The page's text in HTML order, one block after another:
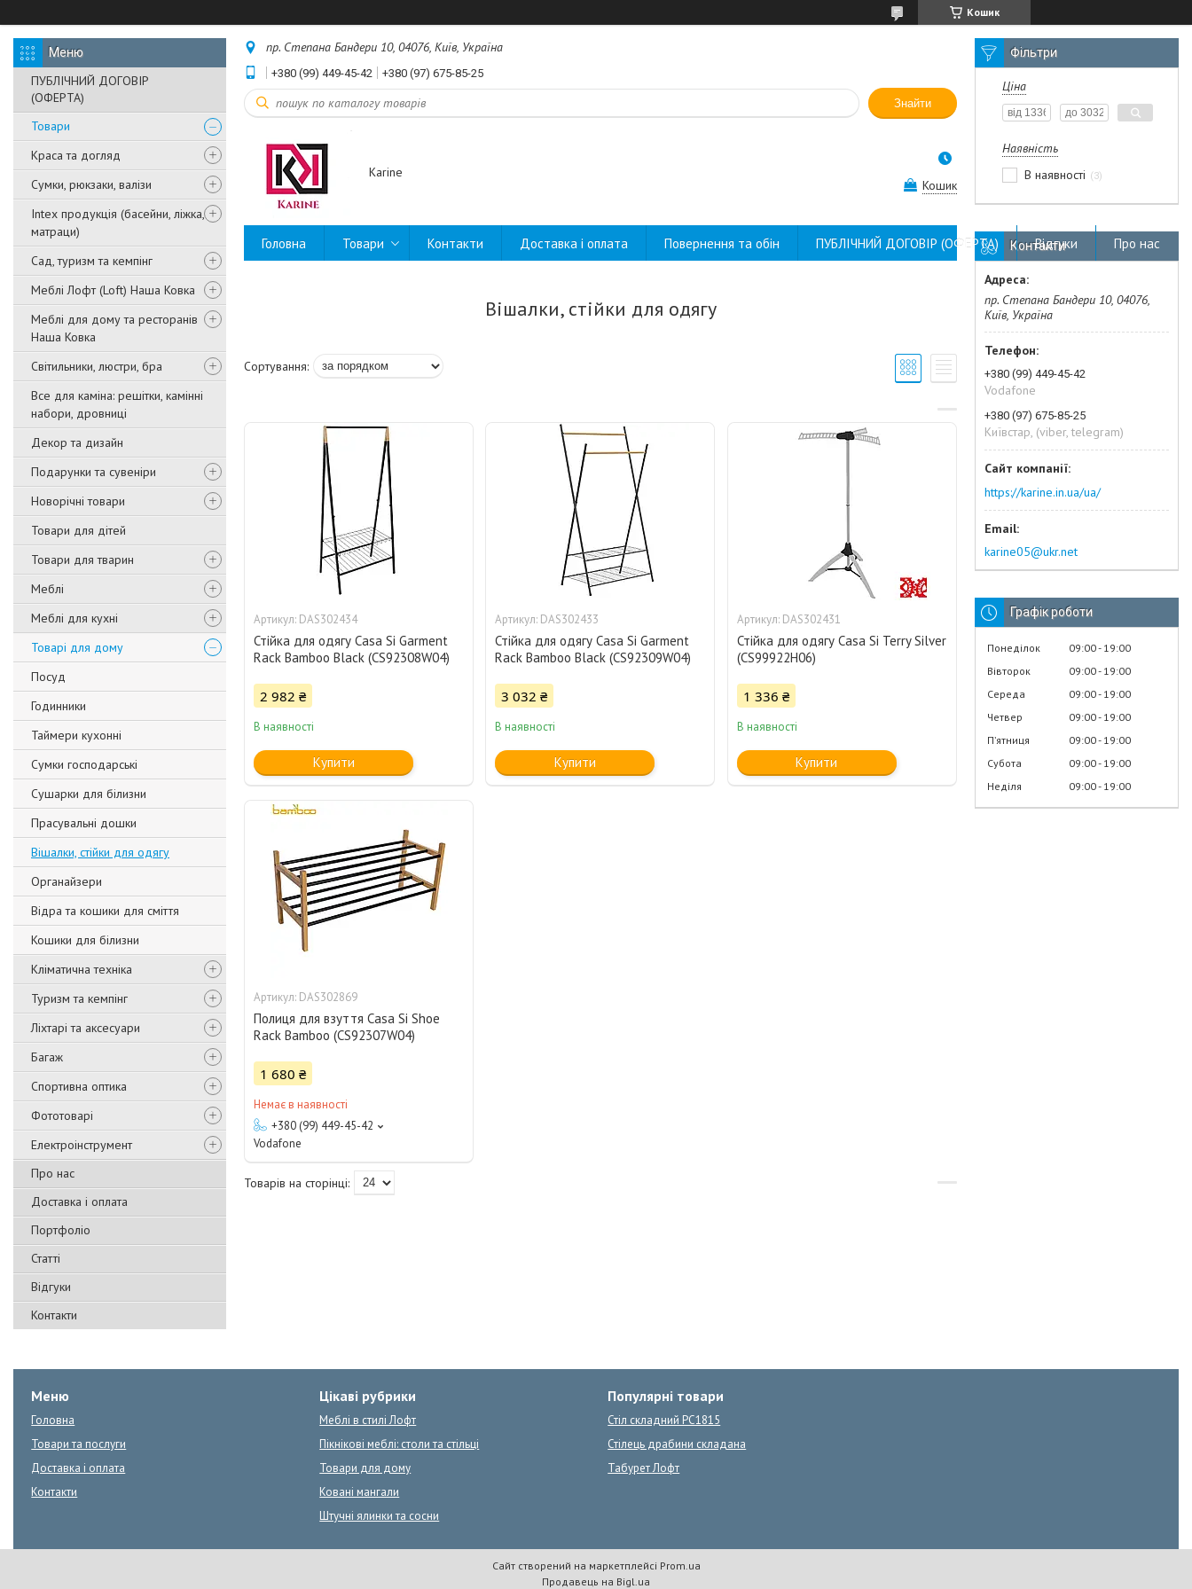
Кошик
ПУБЛІЧНИЙ ДОГОВІР
(ОФЕРТА)
Товари
Краса та догляд
Сумки, рюкзаки, валізи
Intex продукція (басейни, ліжка,
матраци)
Сад, туризм та кемпінг
Меблі Лофт (Loft) Наша Ковка
Меблі для дому та ресторанів
Наша Ковка
Світильники, люстри, бра
Все для каміна: решітки, камінні
набори, дровниці
Декор та дизайн
Подарунки та сувеніри
Новорічні товари
Товари для дітей
Товари для тварин
Меблі
Меблі для кухні
Товарі для дому
Посуд
Годинники
Таймери кухонні
Сумки господарські
Сушарки для білизни
Прасувальні дошки
Вішалки, стійки для одягу
Органайзери
Відра та кошики для сміття
Кошики для білизни
Кліматична техніка
Туризм та кемпінг
Ліхтарі та аксесуари
Багаж
Спортивна оптика
Фототоварі
Електроінструмент
Про нас
Доставка і оплата
Портфоліо
Статті
Відгуки
Контакти
пр. Степана Бандери 10, 04076, Київ, Україна
+380 (99) 449-45-42 +380 (97) 675-85-25
Знайти
Karine
Кошик
Головна Товари Контакти Доставка і оплата Повернення та обін ПУБЛІЧНИЙ ДОГОВІР (ОФЕРТА) Відгуки Про нас
Вішалки, стійки для одягу
DAS302434
Стійка для одягу Casa Si Garment
Rack Bamboo Black (CS92308W04)
2 982 ₴
В наявності
Купити
DAS302433
Стійка для одягу Casa Si Garment
Rack Bamboo Black (CS92309W04)
3 032 ₴
В наявності
Купити
DAS302431
Стійка для одягу Casa Si Terry Silver
(CS99922H06)
1 336 ₴
В наявності
Купити
DAS302869
Полиця для взуття Casa Si Shoe
Rack Bamboo (CS92307W04)
1 680 ₴
Немає в наявності
+380 (99) 449-45-42
Vodafone
Фільтри
Ціна
Наявність
В наявності
3
Контакти
пр. Степана Бандери 10, 04076,
Київ, Україна
+380 (99) 449-45-42
Vodafone
+380 (97) 675-85-25
Київстар, (viber, telegram)
https://karine.in.ua/ua/
karine05@ukr.net
Графік роботи
Понеділок 09:00 19:00
Вівторок
09:00 19:00
Середа
09:00 19:00
Четвер
09:00 19:00
Пʼятниця
09:00 19:00
Субота
09:00 19:00
Неділя
09:00 19:00
Меню
Головна
Товари та послуги
Доставка і оплата
Контакти
Цікаві рубрики
Меблі в стилі Лофт
Пікнікові меблі: столи та стільці
Товари для дому
Ковані мангали
Штучні ялинки та сосни
Популярні товари
Стіл складний PC1815
Стілець драбини складана
Табурет Лофт
Сайт створений на маркетплейсі Prom.ua
Продавець на Bigl.ua